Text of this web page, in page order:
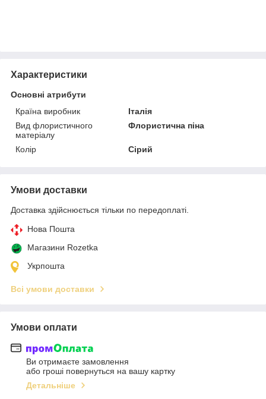
Характеристики
Основні атрибути
Країна виробник
Італія
Вид флористичного
матеріалу
Флористична піна
Колір Сірий
Умови доставки
Доставка здійснюється тільки по передоплаті.
Нова Пошта
Магазини Rozetka
Укрпошта
Всі умови доставки
Умови оплати
Ви отримаєте замовлення
або гроші повернуться на вашу картку
Детальніше